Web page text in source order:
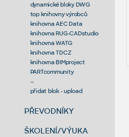
dynamické bloky DWG
top knihovny výrobců
knihovna AEC Data
knihovna RUG-CADstudio
knihovna WATG
knihovna TDCZ
knihovna BIMproject
PARTcommunity
--
přidat blok - upload
PŘEVODNÍKY
ŠKOLENÍ/VÝUKA